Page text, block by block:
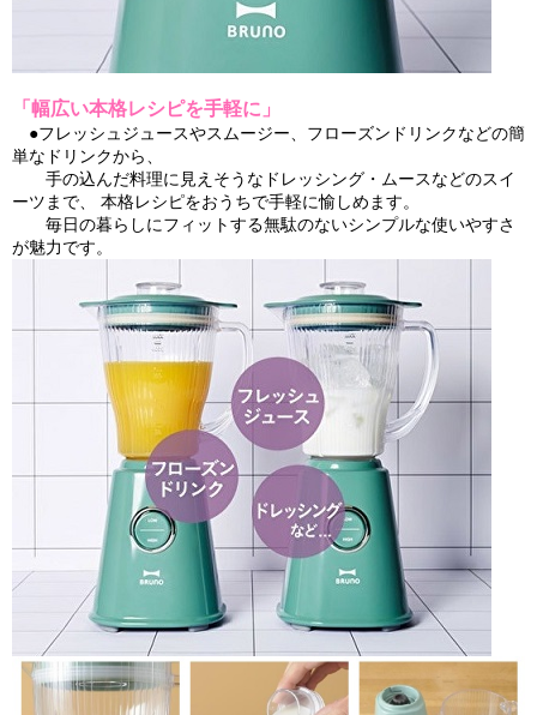
「幅広い本格レシピを手軽に」
●フレッシュジュースやスムージー、フローズンドリンクなどの簡
単なドリンクから、
手の込んだ料理に見えそうなドレッシング・ムースなどのスイ
ーツまで、 本格レシピをおうちで手軽に愉しめます。
毎日の暮らしにフィットする無駄のないシンプルな使いやすさ
が魅力です。